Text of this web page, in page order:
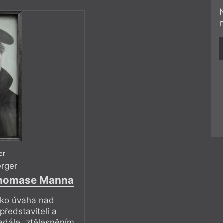
Manna
úvaha nad
a